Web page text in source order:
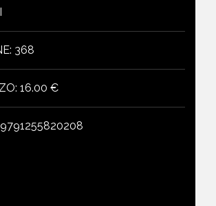
: 368
: 16.00 €
9791255820208